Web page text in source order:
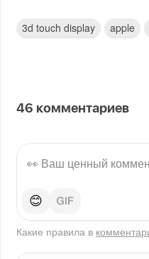
3d touch display apple
46 комментариев
😊
Какие правила в